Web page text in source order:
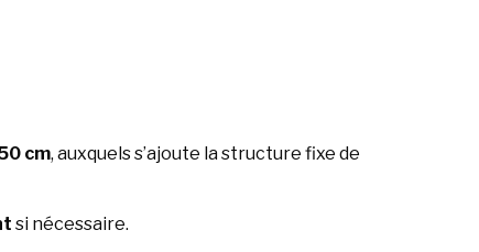
cm, auxquels s’ajoute la structure fixe de
si nécessaire.